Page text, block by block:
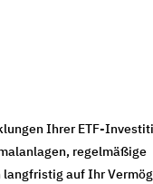
Ihrer ETF-
regelmäßige
auf Ihr